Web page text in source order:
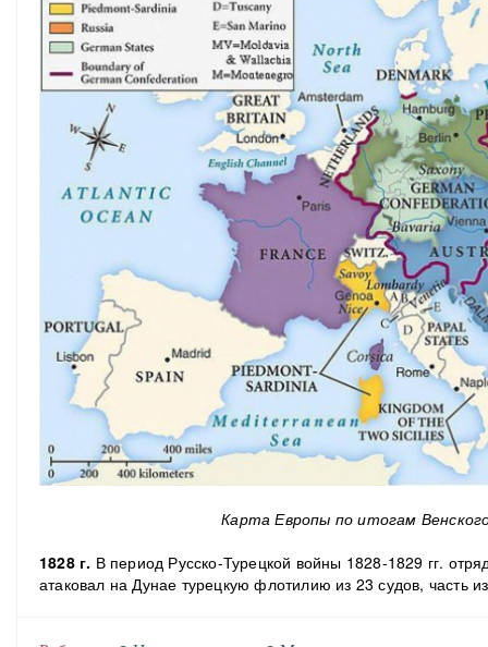
Карта Европы по итогам
1828 г. В период Русско-Турецкой войны 1828-1829 гг.
атаковал на Дунае турецкую флотилию из 23 судов, часть